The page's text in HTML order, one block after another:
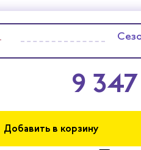
9 347
Добавить в корзину